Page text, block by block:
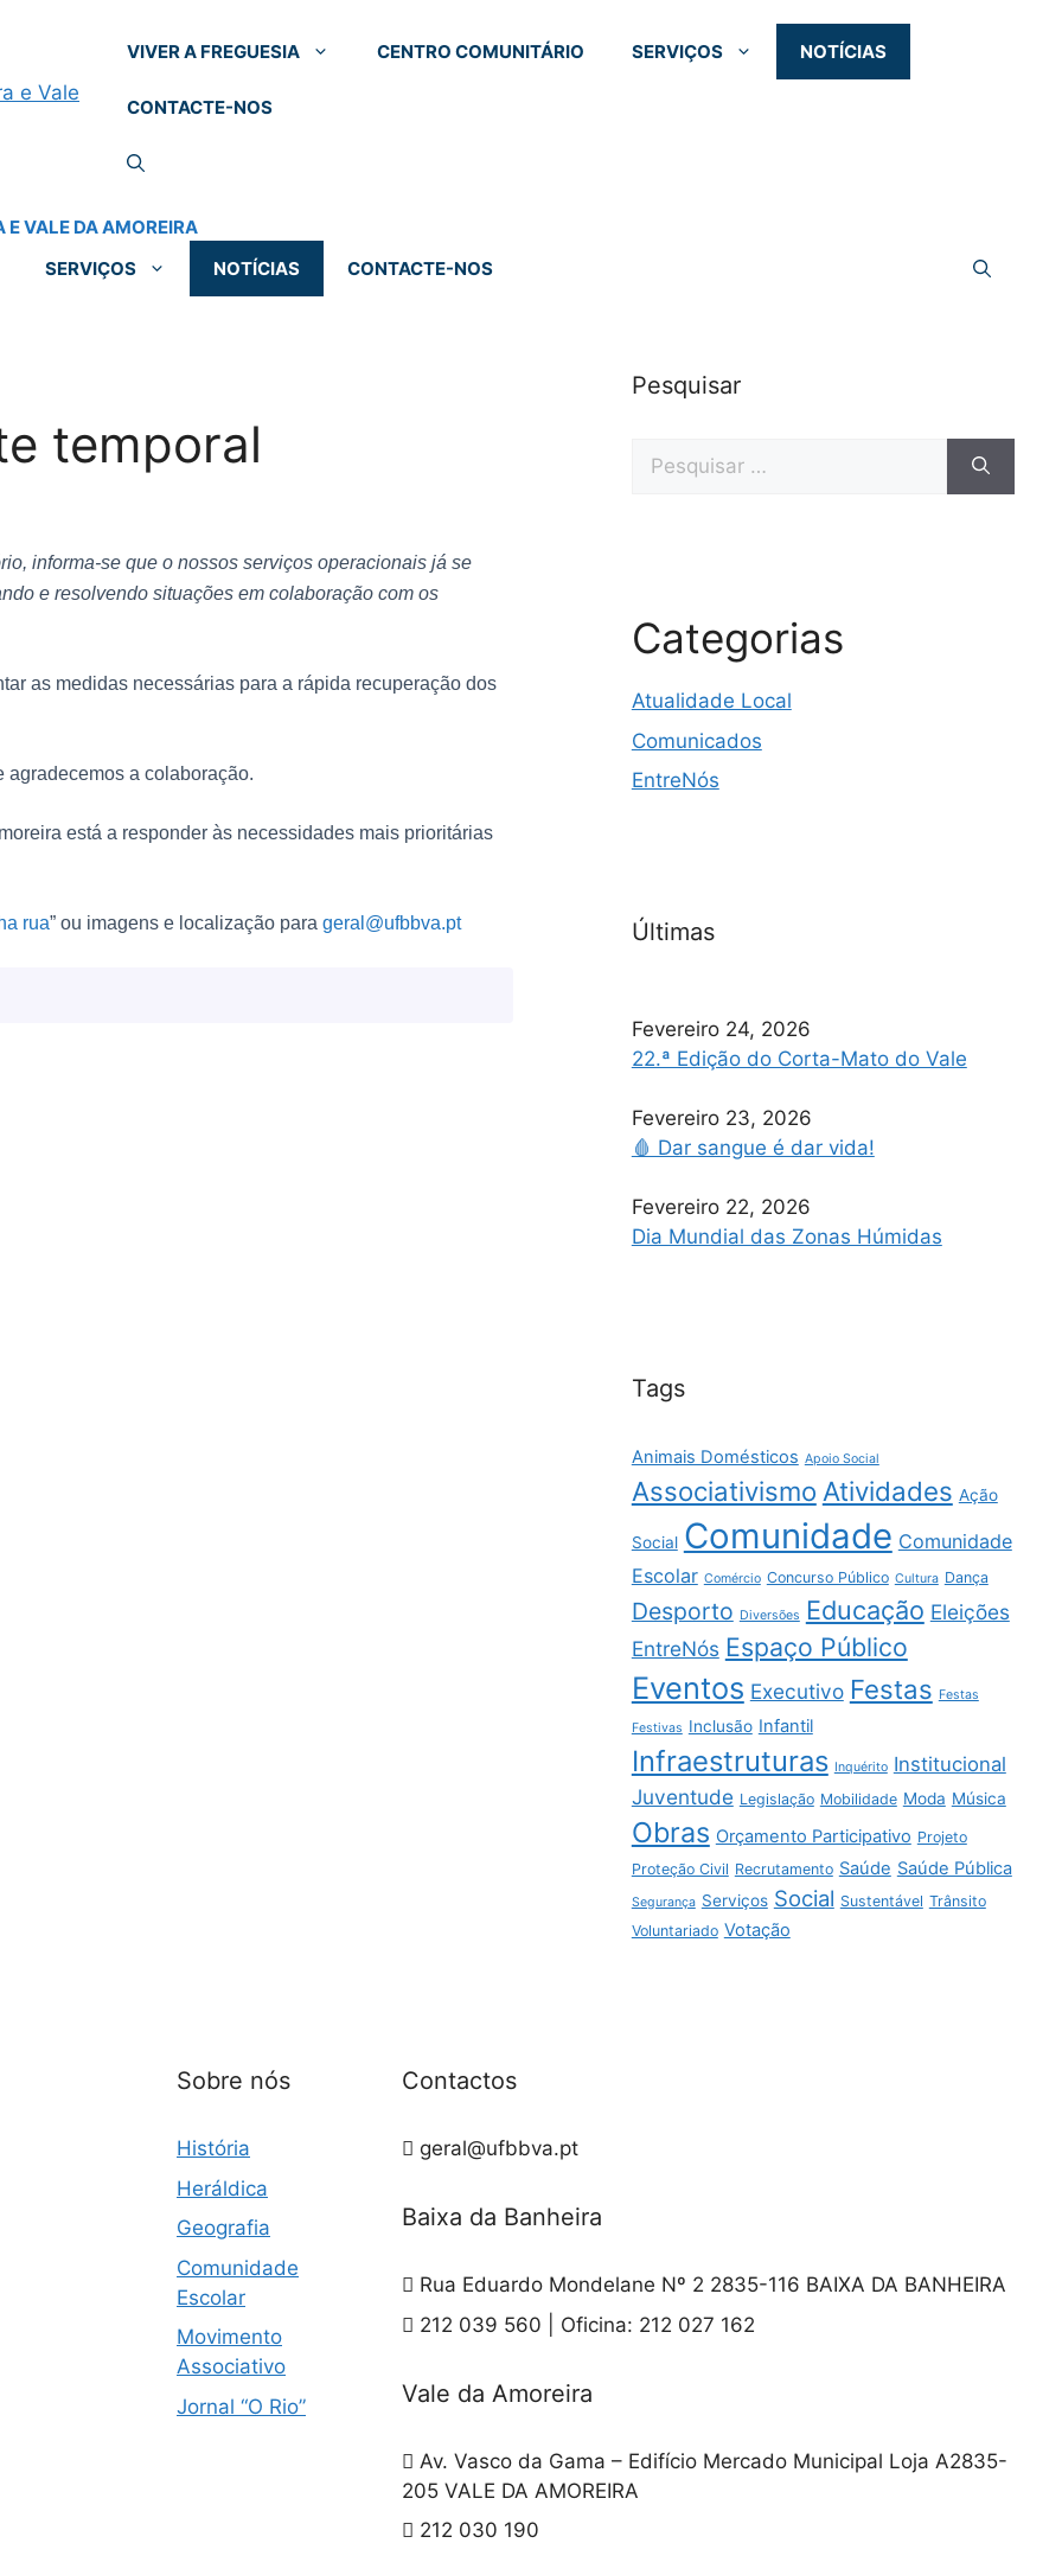
VIVER A FREGUESIA CENTRO COMUNITÁRIO SERVIÇOS NOTÍCIAS
CONTACTE-NOS
SERVIÇOS NOTÍCIAS CONTACTE-NOS
temporal
informa-se que o nossos serviços operacionais já se
e resolvendo situações em colaboração com os
as medidas necessárias para a rápida recuperação dos
agradecemos a colaboração.
está a responder às necessidades mais prioritárias
rua” ou imagens e localização para geral@ufbbva.pt
Pesquisar
Categorias
Atualidade Local
Comunicados
EntreNós
Últimas
Fevereiro 24, 2026
22.ª Edição do Corta-Mato do Vale
Fevereiro 23, 2026
🩸 Dar sangue é dar vida!
Fevereiro 22, 2026
Dia Mundial das Zonas Húmidas
Tags
Animais Domésticos Apoio Social
Associativismo Atividades Ação
Social Comunidade Comunidade
Escolar Comércio Concurso Público Cultura Dança
Desporto Diversões Educação Eleições
EntreNós Espaço Público
Eventos Executivo Festas Festas
Festivas Inclusão Infantil
Infraestruturas Inquérito Institucional
Juventude Legislação Mobilidade Moda Música
Obras Orçamento Participativo Projeto
Proteção Civil Recrutamento Saúde Saúde Pública
Segurança Serviços Social Sustentável Trânsito
Voluntariado Votação
Sobre nós
História
Heráldica
Geografia
Comunidade
Escolar
Movimento
Associativo
Jornal “O Rio”
Contactos
geral@ufbbva.pt
Baixa da Banheira
Rua Eduardo Mondelane Nº 2 2835-116 BAIXA DA BANHEIRA
212 039 560 | Oficina: 212 027 162
Vale da Amoreira
Av. Vasco da Gama – Edifício Mercado Municipal Loja A2835-
205 VALE DA AMOREIRA
212 030 190